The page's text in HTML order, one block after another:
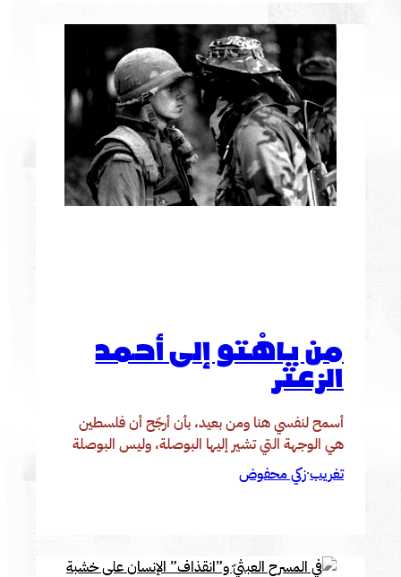
من ياهْتو إلى أحمد
الزعتر
أسمح لنفسي هنا ومن بعيد، بأن أرجّح أن فلسطين
هي الوجهة التي تشير إليها البوصلة، وليس البوصلة
تغريب·زكي محفوض